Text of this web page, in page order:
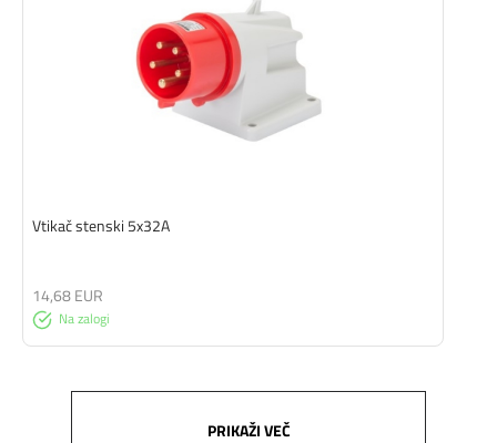
Vtikač stenski 5x32A
Na zalogi
14,68 EUR
PRIKAŽI VEČ